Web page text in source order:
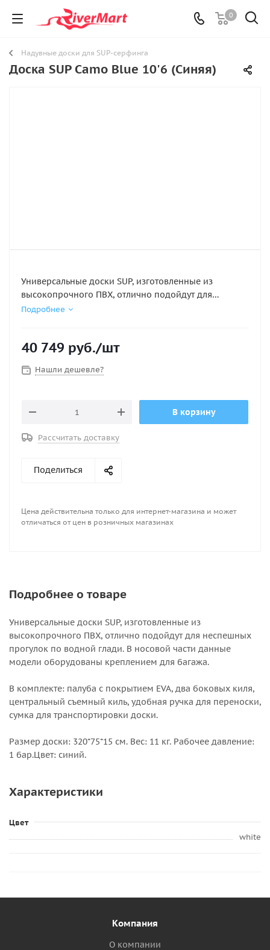
0
Надувные доски для SUP-серфинга
Доска SUP Camo Blue 10'6 (Синяя)
Универсальные доски SUP, изготовленные из
высокопрочного ПВХ, отлично подойдут для
неспешных прогулок по водной глади. В носовой
киля, центральный съемный киль, удобная ручка для
Размер доски: 320*75*15 см. Вес: 11 кг. Рабочее
давление: 1 бар.Цвет: синий.
Подробнее
40 749 руб./шт
Нашли дешевле?
В корзину
Рассчитать доставку
Поделиться
Цена действительна только для интернет-магазина и может
отличаться от цен в розничных магазинах
Подробнее о товаре
Универсальные доски SUP, изготовленные из
высокопрочного ПВХ, отлично подойдут для неспешных
прогулок по водной глади. В носовой части данные
модели оборудованы креплением для багажа.
В комплекте: палуба с покрытием EVA, два боковых киля,
центральный съемный киль, удобная ручка для переноски,
сумка для транспортировки доски.
Размер доски: 320*75*15 см. Вес: 11 кг. Рабочее давление:
1 бар.Цвет: синий.
Характеристики
Цвет
white
Компания
О компании